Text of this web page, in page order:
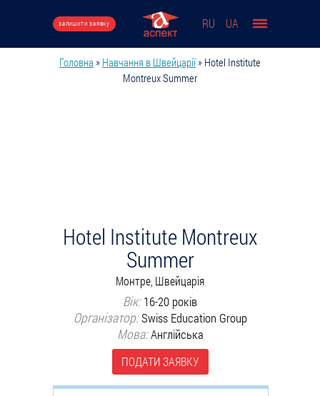
залишити заявку RU UA
Ви є тут
Головна » Навчання в Швейцарії » Hotel Institute
Montreux Summer
Hotel Institute Montreux
Summer
Монтре, Швейцарія
Вік:16-20 років
Організатор:Swiss Education Group
Мова:Англійська
ПОДАТИ ЗАЯВКУ